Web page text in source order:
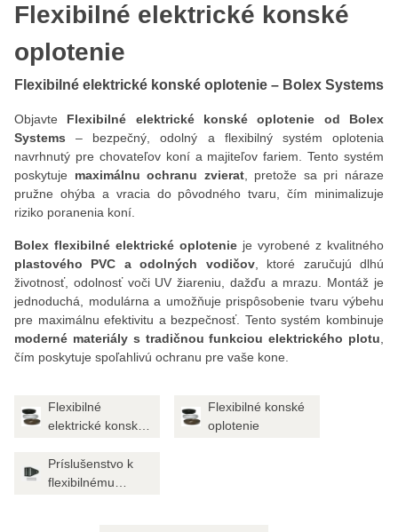
Flexibilné elektrické konské
oplotenie
Flexibilné elektrické konské oplotenie – Bolex Systems
Objavte Flexibilné elektrické konské oplotenie od Bolex
Systems – bezpečný, odolný a flexibilný systém oplotenia
navrhnutý pre chovateľov koní a majiteľov fariem. Tento systém
poskytuje maximálnu ochranu zvierat, pretože sa pri náraze
pružne ohýba a vracia do pôvodného tvaru, čím minimalizuje
riziko poranenia koní.
Bolex flexibilné elektrické oplotenie je vyrobené z kvalitného
plastového PVC a odolných vodičov, ktoré zaručujú dlhú
životnosť, odolnosť voči UV žiareniu, dažďu a mrazu. Montáž je
jednoduchá, modulárna a umožňuje prispôsobenie tvaru výbehu
pre maximálnu efektivitu a bezpečnosť. Tento systém kombinuje
moderné materiály s tradičnou funkciou elektrického plotu
čím poskytuje spoľahlivú ochranu pre vaše kone.
Flexibilné
elektrické konské
Flexibilné konské
oplotenie
Príslušenstvo k
flexibilnému